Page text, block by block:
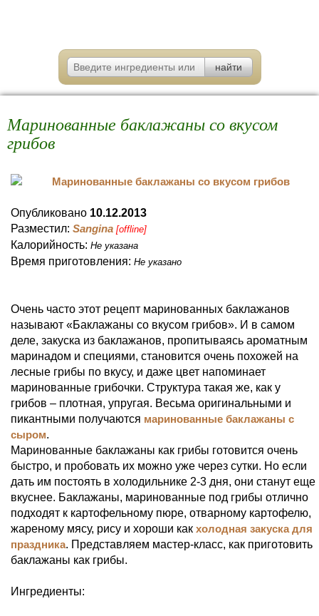
Маринованные баклажаны со вкусом
грибов
Опубликовано 10.12.2013
Разместил: Sangina [offline]
Калорийность: Не указана
Время приготовления: Не указано
Очень часто этот рецепт маринованных баклажанов
называют «Баклажаны со вкусом грибов». И в самом
деле, закуска из баклажанов, пропитываясь ароматным
маринадом и специями, становится очень похожей на
лесные грибы по вкусу, и даже цвет напоминает
маринованные грибочки. Структура такая же, как у
грибов – плотная, упругая. Весьма оригинальными и
пикантными получаются маринованные баклажаны с
сыром.
Маринованные баклажаны как грибы готовится очень
быстро, и пробовать их можно уже через сутки. Но если
дать им постоять в холодильнике 2-3 дня, они станут еще
вкуснее. Баклажаны, маринованные под грибы отлично
подходят к картофельному пюре, отварному картофелю,
жареному мясу, рису и хороши как холодная закуска для
праздника. Представляем мастер-класс, как приготовить
баклажаны как грибы.
Ингредиенты: